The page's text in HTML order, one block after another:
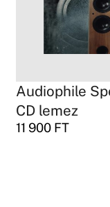
Audiophile
CD lemez
11 900 FT